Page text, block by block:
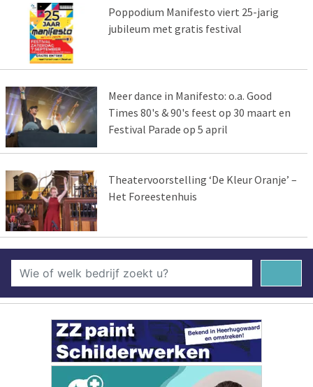
Poppodium Manifesto viert 25-jarig
jubileum met gratis festival
Meer dance in Manifesto: o.a. Good
Times 80's & 90's feest op 30 maart en
Festival Parade op 5 april
Theatervoorstelling ‘De Kleur Oranje’ –
Het Foreestenhuis